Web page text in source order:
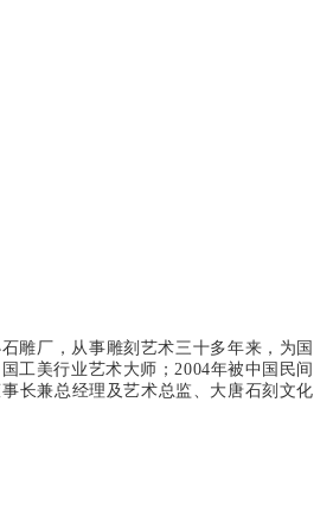
雕厂，从事雕刻艺术三十多年来，为国
工美行业艺术大师；2004年被中国民间
长兼总经理及艺术总监、大唐石刻文化